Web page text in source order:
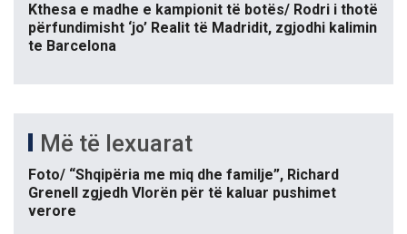
Kthesa e madhe e kampionit të botës/ Rodri i thotë
përfundimisht ‘jo’ Realit të Madridit, zgjodhi kalimin
te Barcelona
Më të lexuarat
Foto/ “Shqipëria me miq dhe familje”, Richard
Grenell zgjedh Vlorën për të kaluar pushimet
verore